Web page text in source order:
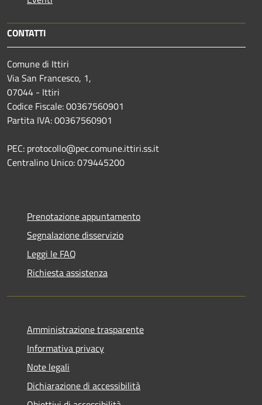
CONTATTI
Comune di Ittiri
Via San Francesco, 1,
07044 - Ittiri
Codice Fiscale: 00367560901
Partita IVA: 00367560901
PEC: protocollo@pec.comune.ittiri.ss.it
Centralino Unico: 079445200
Prenotazione appuntamento
Segnalazione disservizio
Leggi le FAQ
Richiesta assistenza
Amministrazione trasparente
Informativa privacy
Note legali
Dichiarazione di accessibilità